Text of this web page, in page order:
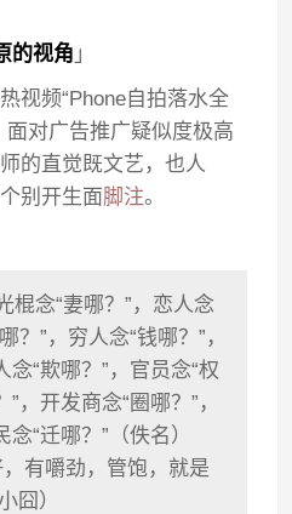
的视角 」
视频“Phone自拍落水全
面对广告推广疑似度极高
的直觉既文艺，也人
别开生面脚注。
念“妻哪？”，恋人念
？”，穷人念“钱哪？”，
念“欺哪？”，官员念“权
，开发商念“圈哪？”，
“迁哪？”（佚名）
有嚼劲，管饱，就是
囧）